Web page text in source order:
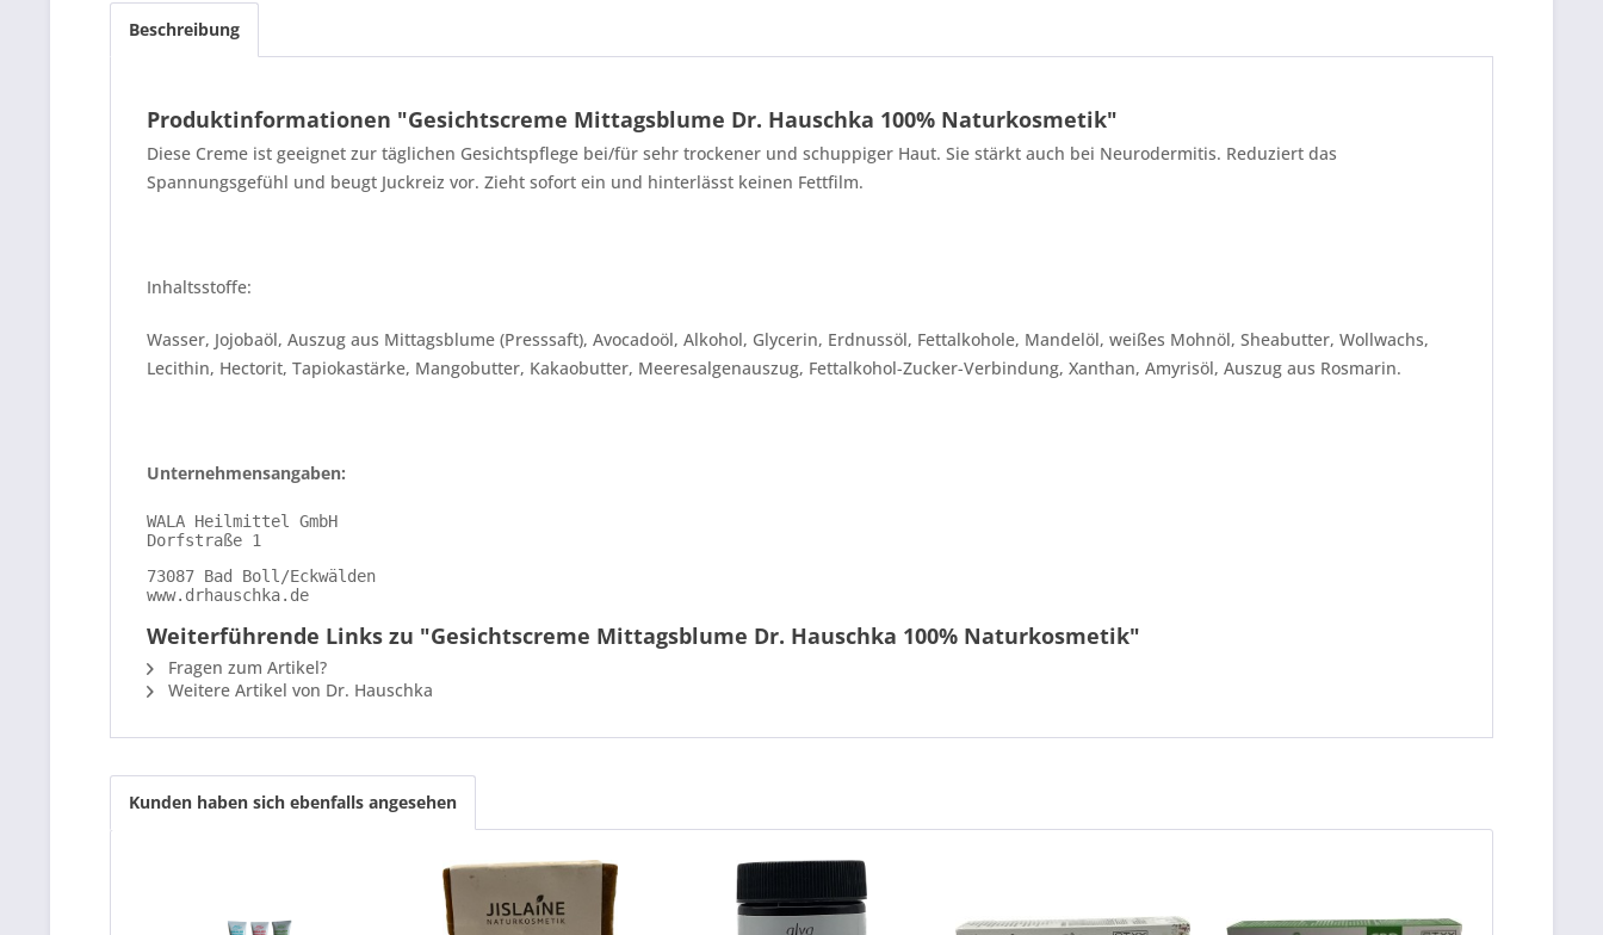
Beschreibung
Produktinformationen "Gesichtscreme Mittagsblume Dr. Hauschka 100% Naturkosmetik"
Diese Creme ist geeignet zur täglichen Gesichtspflege bei/für sehr trockener und schuppiger Haut. Sie stärkt auch bei Neurodermitis. Reduziert das
Spannungsgefühl und beugt Juckreiz vor. Zieht sofort ein und hinterlässt keinen Fettfilm.
Inhaltsstoffe:
Wasser, Jojobaöl, Auszug aus Mittagsblume (Presssaft), Avocadoöl, Alkohol, Glycerin, Erdnussöl, Fettalkohole, Mandelöl, weißes Mohnöl, Sheabutter, Wollwachs,
Lecithin, Hectorit, Tapiokastärke, Mangobutter, Kakaobutter, Meeresalgenauszug, Fettalkohol-Zucker-Verbindung, Xanthan, Amyrisöl, Auszug aus Rosmarin.
Unternehmensangaben:
WALA Heilmittel GmbH
Dorfstraße 1
73087 Bad Boll/Eckwälden
www.drhauschka.de
Weiterführende Links zu "Gesichtscreme Mittagsblume Dr. Hauschka 100% Naturkosmetik"
Fragen zum Artikel?
Weitere Artikel von Dr. Hauschka
Kunden haben sich ebenfalls angesehen